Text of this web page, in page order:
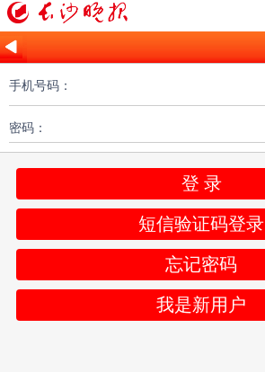
手机号码：
密码：
登 录
短信验证码登录
忘记密码
我是新用户